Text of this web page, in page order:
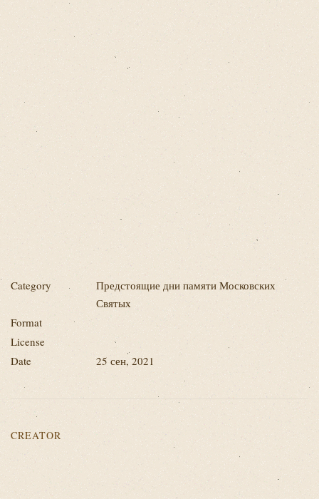
Category
Предстоящие дни памяти Московских
Святых
Format
License
Date
25 сен, 2021
CREATOR